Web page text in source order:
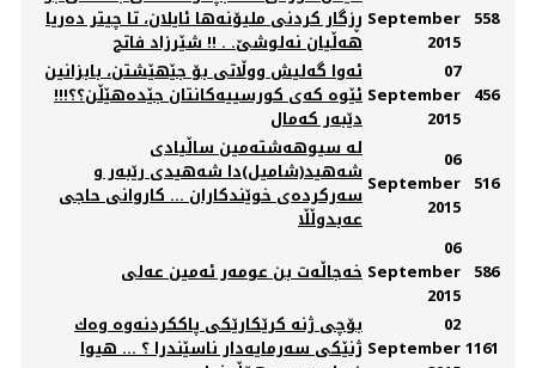
ڕزگار کردنی ملیۆنەها ئایلان، تا چیتر دەریا
هەڵیان نەلوشێ. . !! شێرزاد فاتح
September
2015
558
ئه‌وا گه‌لیش ووڵاتی بۆ جێهێشتن، بابزانین
ئێوه‌ که‌ی کورسییه‌کانتان جێده‌هێڵن؟؟!!!
دێبه‌ر که‌مال
07
September
2015
456
له‌ سیوهه‌شته‌مین ساڵیادی
شەهید(شامیل)دا شەهیدی رێبەر و
سەرکردەی خوێندکاران ... کاروانی حاجی
عه‌بدوڵڵا
06
September
2015
516
خەجاڵەت بن عومەر ئەمین عەلی
06
September
2015
586
بۆچی ژنە كرێكارێكی پاككردنەوە وەك
ژنێكی سەرمایەدار ناسێندرا ؟ ... هیوا
02
September1161